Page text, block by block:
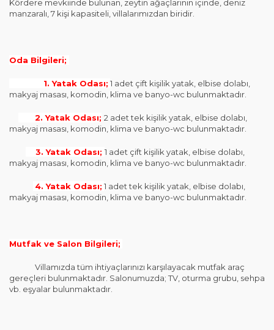
Kördere mevkiinde bulunan, zeytin ağaçlarının içinde, deniz
manzaralı, 7 kişi kapasiteli, villalarımızdan biridir.
Oda Bilgileri;
1. Yatak Odası; 1 adet çift kişilik yatak, elbise dolabı,
makyaj masası, komodin, klima ve banyo-wc bulunmaktadır.
2. Yatak Odası; 2 adet tek kişilik yatak, elbise dolabı,
makyaj masası, komodin, klima ve banyo-wc bulunmaktadır.
3. Yatak Odası; 1 adet çift kişilik yatak, elbise dolabı,
makyaj masası, komodin, klima ve banyo-wc bulunmaktadır.
4. Yatak Odası; 1 adet tek kişilik yatak, elbise dolabı,
makyaj masası, komodin, klima ve banyo-wc bulunmaktadır.
Mutfak ve Salon Bilgileri;
Villamızda tüm ihtiyaçlarınızı karşılayacak mutfak araç
gereçleri bulunmaktadır. Salonumuzda; TV, oturma grubu, sehpa
vb. eşyalar bulunmaktadır.